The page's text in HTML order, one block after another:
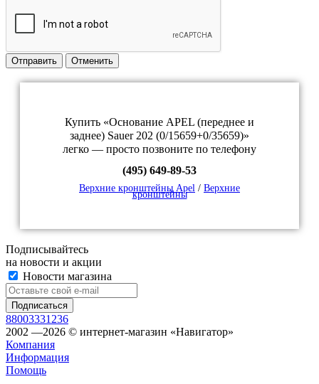
Отправить Отменить
Купить «Основание APEL (переднее и
заднее) Sauer 202 (0/15659+0/35659)»
легко — просто позвоните по телефону
(495) 649-89-53
Верхние кронштейны Apel / Верхние
кронштейны
Подписывайтесь
на новости и акции
Новости магазина
88003331236
2002 —2026 © интернет-магазин «Навигатор»
Компания
Информация
Помощь